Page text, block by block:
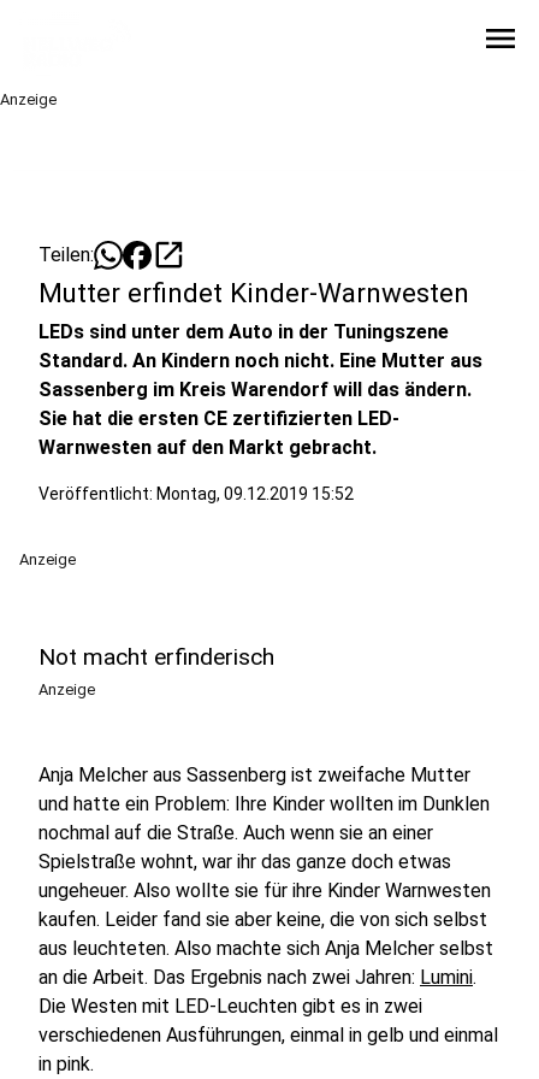
menu
Anzeige
Teilen: open_in_new
Mutter erfindet Kinder-Warnwesten
LEDs sind unter dem Auto in der Tuningszene
Standard. An Kindern noch nicht. Eine Mutter aus
Sassenberg im Kreis Warendorf will das ändern.
Sie hat die ersten CE zertifizierten LED-
Warnwesten auf den Markt gebracht.
Veröffentlicht: Montag, 09.12.2019 15:52
Anzeige
Not macht erfinderisch
Anzeige
Anja Melcher aus Sassenberg ist zweifache Mutter
und hatte ein Problem: Ihre Kinder wollten im Dunklen
nochmal auf die Straße. Auch wenn sie an einer
Spielstraße wohnt, war ihr das ganze doch etwas
ungeheuer. Also wollte sie für ihre Kinder Warnwesten
kaufen. Leider fand sie aber keine, die von sich selbst
aus leuchteten. Also machte sich Anja Melcher selbst
an die Arbeit. Das Ergebnis nach zwei Jahren: Lumini.
Die Westen mit LED-Leuchten gibt es in zwei
verschiedenen Ausführungen, einmal in gelb und einmal
in pink.